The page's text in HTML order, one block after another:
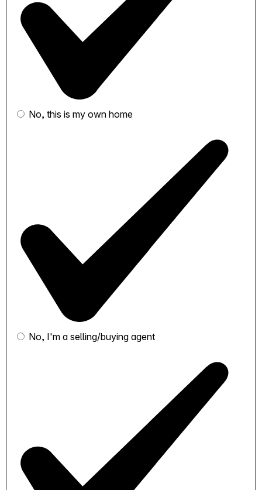
No, this is my own home
No, I'm a selling/buying agent